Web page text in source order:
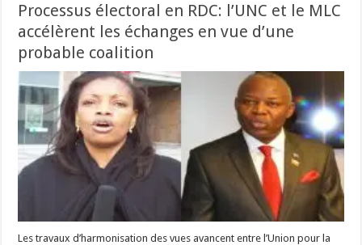
Processus électoral en RDC: l’UNC et le MLC
accélèrent les échanges en vue d’une
probable coalition
Les travaux d’harmonisation des vues avancent entre l’Union pour la